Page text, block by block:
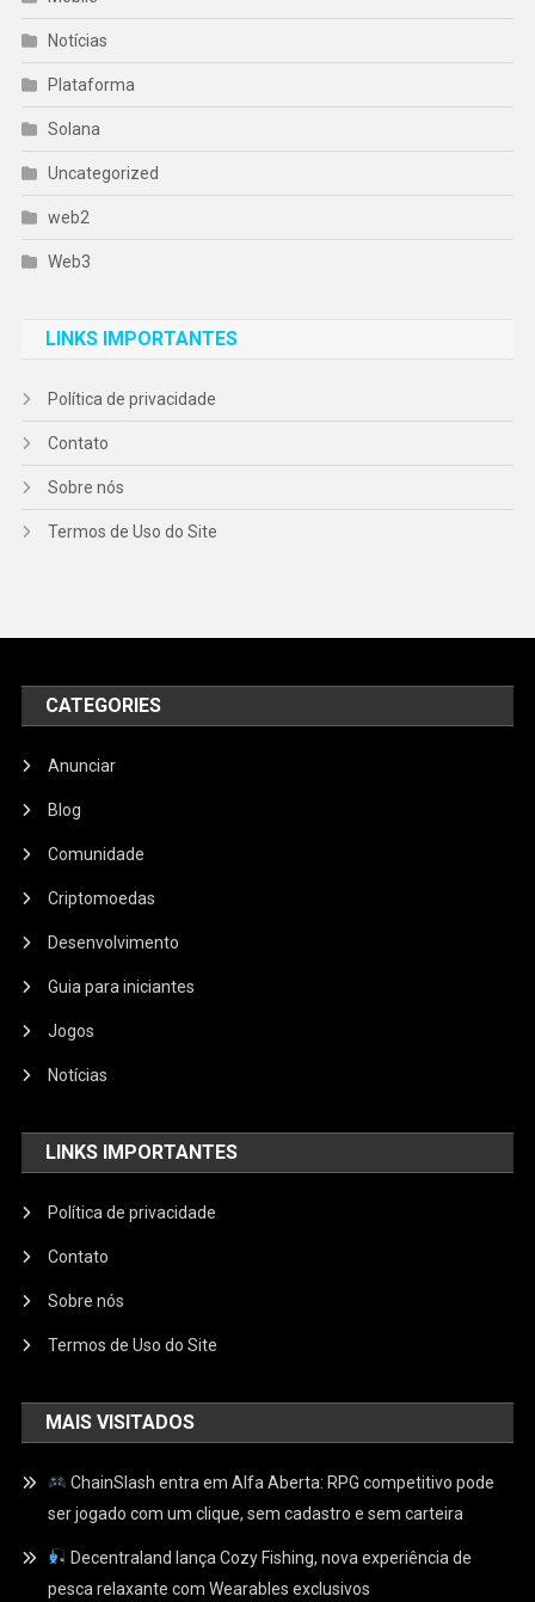
Notícias
Plataforma
Solana
Uncategorized
web2
Web3
LINKS IMPORTANTES
Política de privacidade
Contato
Sobre nós
Termos de Uso do Site
CATEGORIES
Anunciar
Blog
Comunidade
Criptomoedas
Desenvolvimento
Guia para iniciantes
Jogos
Notícias
LINKS IMPORTANTES
Política de privacidade
Contato
Sobre nós
Termos de Uso do Site
MAIS VISITADOS
ChainSlash entra em Alfa Aberta: RPG competitivo pode
ser jogado com um clique, sem cadastro e sem carteira
Decentraland lança Cozy Fishing, nova experiência de
pesca relaxante com Wearables exclusivos